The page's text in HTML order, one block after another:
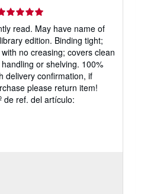
del read. May have name of
edition. Binding tight;
no creasing; covers clean
or shelving. 100%
delivery confirmation, if
please return item!
de ref. del artículo: